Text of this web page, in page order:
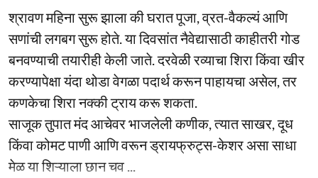
श्रावण महिना सुरू झाला की घरात पूजा, व्रत-वैकल्यं आणि
सणांची लगबग सुरू होते. या दिवसांत नैवेद्यासाठी काहीतरी गोड
बनवण्याची तयारीही केली जाते. दरवेळी रव्याचा शिरा किंवा खीर
करण्यापेक्षा यंदा थोडा वेगळा पदार्थ करून पाहायचा असेल, तर
कणकेचा शिरा नक्की ट्राय करू शकता.
साजूक तुपात मंद आचेवर भाजलेली कणीक, त्यात साखर, दूध
किंवा कोमट पाणी आणि वरून ड्रायफ्रुट्स-केशर असा साधा
मेळ या शिऱ्याला छान चव ...